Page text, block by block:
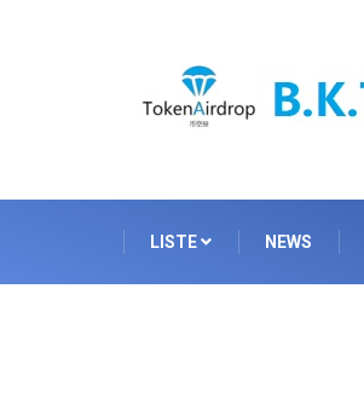
LISTE NEWS